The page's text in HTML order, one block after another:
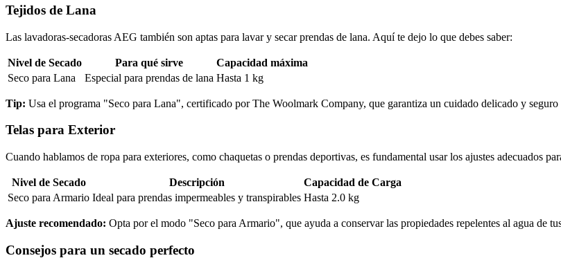
Tejidos de Lana
Las lavadoras-secadoras AEG también son aptas para lavar y secar prendas de lana. Aquí te dejo lo que debes saber:
Nivel de Secado Para qué sirve
Capacidad máxima
Seco para Lana
Especial para prendas de lana Hasta 1 kg
Tip: Usa el programa "Seco para Lana", certificado por The Woolmark Company, que garantiza un cuidado delicado y seguro
Telas para Exterior
Cuando hablamos de ropa para exteriores, como chaquetas o prendas deportivas, es fundamental usar los ajustes adecuados
Nivel de Secado Descripción
Capacidad de Carga
Seco para Armario Ideal para prendas impermeables y transpirables Hasta 2.0 kg
Ajuste recomendado: Opta por el modo "Seco para Armario", que ayuda a conservar las propiedades repelentes al agua de
Consejos para un secado perfecto